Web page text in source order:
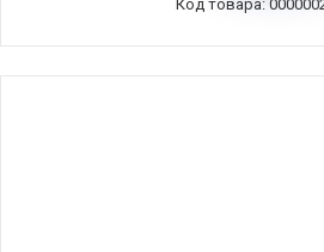
Код товара: